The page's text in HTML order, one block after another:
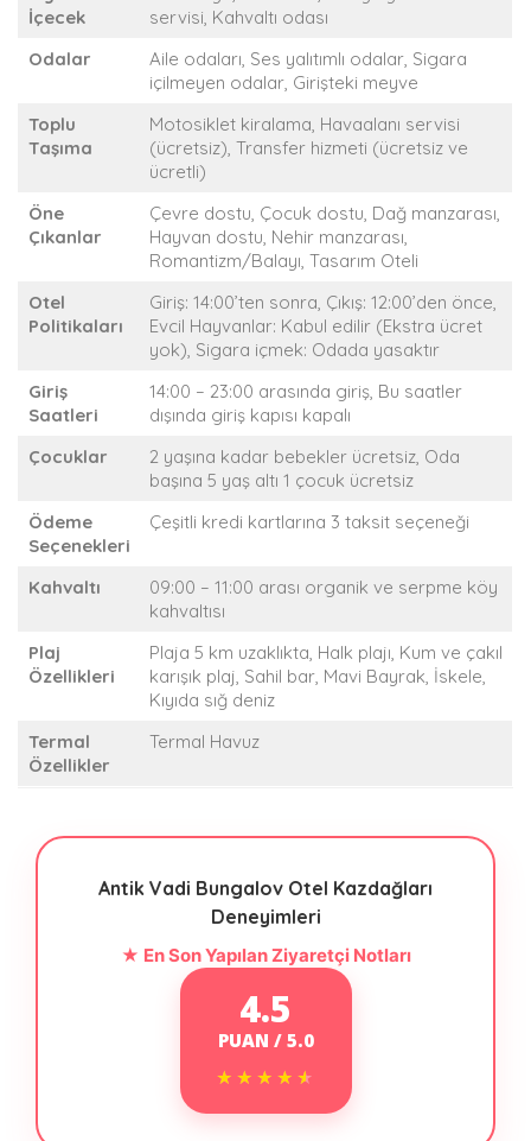
İçecek
servisi, Kahvaltı odası
Odalar
Aile odaları, Ses yalıtımlı odalar, Sigara
içilmeyen odalar, Girişteki meyve
Toplu
Taşıma
Motosiklet kiralama, Havaalanı servisi
(ücretsiz), Transfer hizmeti (ücretsiz ve
ücretli)
Öne
Çıkanlar
Çevre dostu, Çocuk dostu, Dağ manzarası,
Hayvan dostu, Nehir manzarası,
Romantizm/Balayı, Tasarım Oteli
Otel
Politikaları
Giriş: 14:00’ten sonra, Çıkış: 12:00’den önce,
Evcil Hayvanlar: Kabul edilir (Ekstra ücret
yok), Sigara içmek: Odada yasaktır
Giriş
Saatleri
14:00 – 23:00 arasında giriş, Bu saatler
dışında giriş kapısı kapalı
Çocuklar
2 yaşına kadar bebekler ücretsiz, Oda
başına 5 yaş altı 1 çocuk ücretsiz
Ödeme
Seçenekleri
Çeşitli kredi kartlarına 3 taksit seçeneği
Kahvaltı
09:00 – 11:00 arası organik ve serpme köy
kahvaltısı
Plaj
Özellikleri
Plaja 5 km uzaklıkta, Halk plajı, Kum ve çakıl
karışık plaj, Sahil bar, Mavi Bayrak, İskele,
Kıyıda sığ deniz
Termal
Özellikler
Termal Havuz
Antik Vadi Bungalov Otel Kazdağları
Deneyimleri
★ En Son Yapılan Ziyaretçi Notları
4.5
PUAN / 5.0
★★★★★
★★★★★